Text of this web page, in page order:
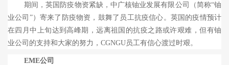
期间，英国防疫物资紧缺，中广核铀业发展有限公司（简称“铀
业公司”）寄来了防疫物资，鼓舞了员工抗疫信心。英国的疫情预计
在四月中上旬达到高峰期，远离祖国的抗疫之路或许艰难，但有铀
业公司的支持和大家的努力， CGNGU员工有信心渡过时艰。
EME公司